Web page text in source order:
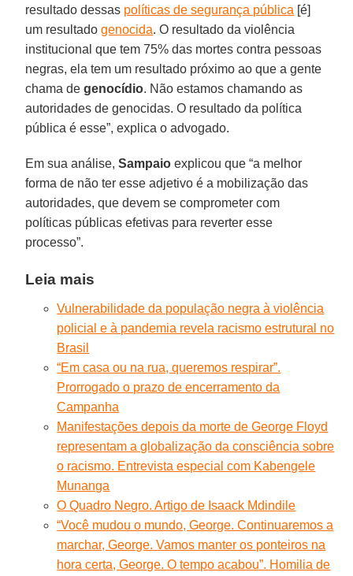
resultado dessas políticas de segurança pública [é]
um resultadogenocida. O resultado da violência
institucional que tem 75% das mortes contra pessoas
negras, ela tem um resultado próximo ao que a gente
chama degenocídio. Não estamos chamando as
autoridades de genocidas. O resultado da política
pública é esse”, explica o advogado.
Em sua análise,Sampaio explicou que “a melhor
forma de não ter esse adjetivo é a mobilização das
autoridades, que devem se comprometer com
políticas públicas efetivas para reverter esse
processo”.
Leia mais
Vulnerabilidade da população negra à violência
policial e à pandemia revela racismo estrutural no
Brasil
“Em casa ou na rua, queremos respirar”.
Prorrogado o prazo de encerramento da
Campanha
Manifestações depois da morte de George Floyd
representam a globalização da consciência sobre
o racismo. Entrevista especial com Kabengele
Munanga
O Quadro Negro. Artigo de Isaack Mdindile
“Você mudou o mundo, George. Continuaremos a
marchar, George. Vamos manter os ponteiros na
hora certa, George. O tempo acabou”. Homilia de